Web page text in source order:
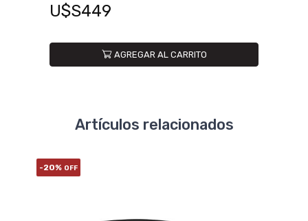
U$S449
AGREGAR AL CARRITO
Artículos relacionados
-20% OFF